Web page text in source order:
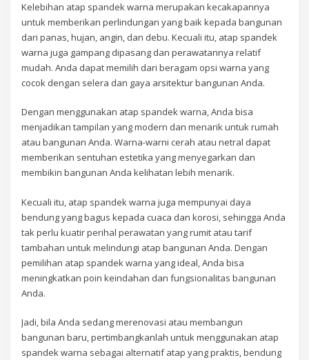
Kelebihan atap spandek warna merupakan kecakapannya
untuk memberikan perlindungan yang baik kepada bangunan
dari panas, hujan, angin, dan debu. Kecuali itu, atap spandek
warna juga gampang dipasang dan perawatannya relatif
mudah. Anda dapat memilih dari beragam opsi warna yang
cocok dengan selera dan gaya arsitektur bangunan Anda.
Dengan menggunakan atap spandek warna, Anda bisa
menjadikan tampilan yang modern dan menarik untuk rumah
atau bangunan Anda. Warna-warni cerah atau netral dapat
memberikan sentuhan estetika yang menyegarkan dan
membikin bangunan Anda kelihatan lebih menarik.
Kecuali itu, atap spandek warna juga mempunyai daya
bendung yang bagus kepada cuaca dan korosi, sehingga Anda
tak perlu kuatir perihal perawatan yang rumit atau tarif
tambahan untuk melindungi atap bangunan Anda. Dengan
pemilihan atap spandek warna yang ideal, Anda bisa
meningkatkan poin keindahan dan fungsionalitas bangunan
Anda.
Jadi, bila Anda sedang merenovasi atau membangun
bangunan baru, pertimbangkanlah untuk menggunakan atap
spandek warna sebagai alternatif atap yang praktis, bendung